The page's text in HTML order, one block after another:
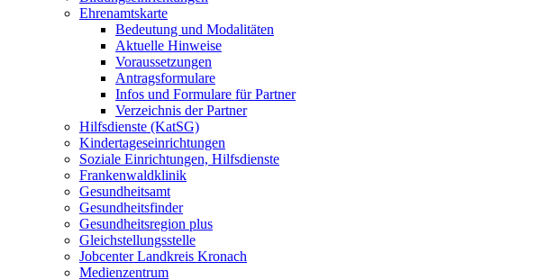
Ehrenamtskarte
Bedeutung und Modalitäten
Aktuelle Hinweise
Voraussetzungen
Antragsformulare
Infos und Formulare für Partner
Verzeichnis der Partner
Hilfsdienste (KatSG)
Kindertageseinrichtungen
Soziale Einrichtungen, Hilfsdienste
Frankenwaldklinik
Gesundheitsamt
Gesundheitsfinder
Gesundheitsregion plus
Gleichstellungsstelle
Jobcenter Landkreis Kronach
Medienzentrum